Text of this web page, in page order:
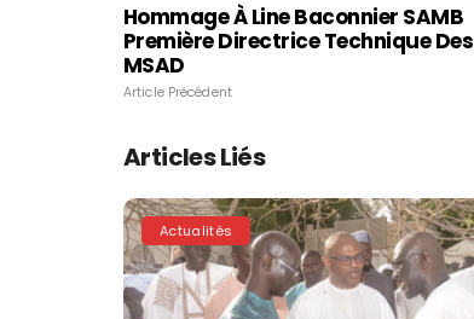
Hommage À Line Baconnier SAMB
Première Directrice Technique Des
MSAD
Article Précédent
Articles Liés
Actualités